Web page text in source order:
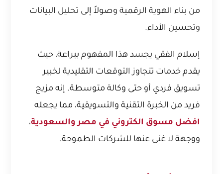
من بناء الهوية الرقمية وصولاً إلى تحليل البيانات
وتحسين الأداء.
إسلام الفقي يجسد هذا المفهوم ببراعة، حيث
يقدم خدمات تتجاوز التوقعات التقليدية لخبير
تسويق فردي أو حتى وكالة متوسطة. إنه مزيج
فريد من الخبرة التقنية والتسويقية، مما يجعله
افضل مسوق الكتروني في مصر والسعودية،
ووجهة لا غنى عنها للشركات الطموحة.